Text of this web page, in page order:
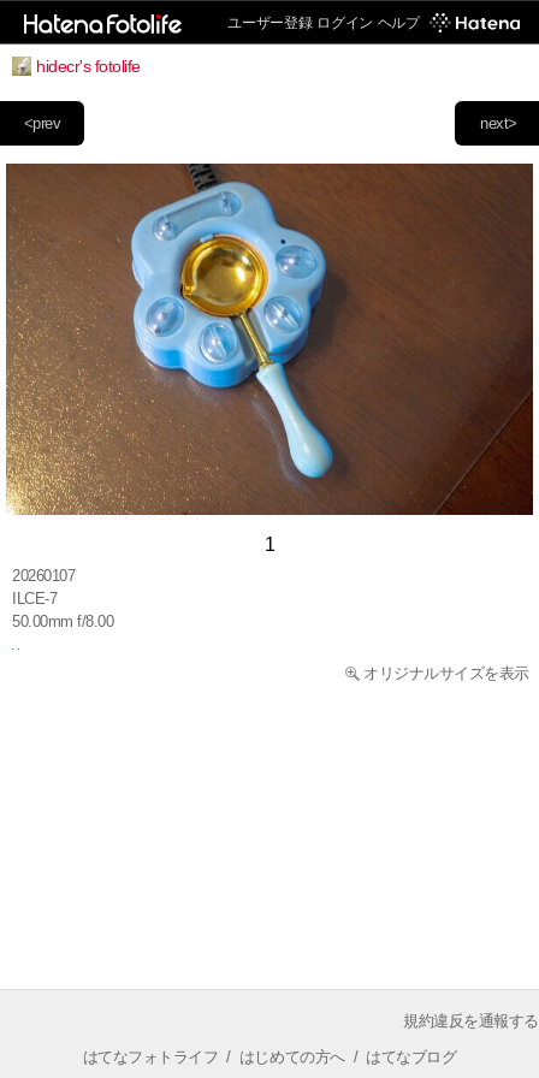
ユーザー登録 ログイン ヘルプ
hidecr's fotolife
next>
<prev
1
20260107
ILCE-7
50.00mm f/8.00
オリジナルサイズを表示
規約違反を通報する
はてなフォトライフ / はじめての方へ/ はてなブログ